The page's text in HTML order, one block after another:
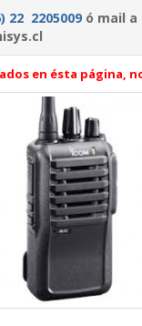
22 2205009 ó mail a
en ésta página,